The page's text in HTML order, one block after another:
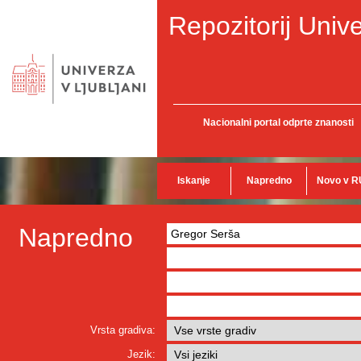
Repozitorij
Nacionalni portal odprte znanosti
Iskanje Napredno Novo v
Napredno
Vrsta gradiva:
Jezik: